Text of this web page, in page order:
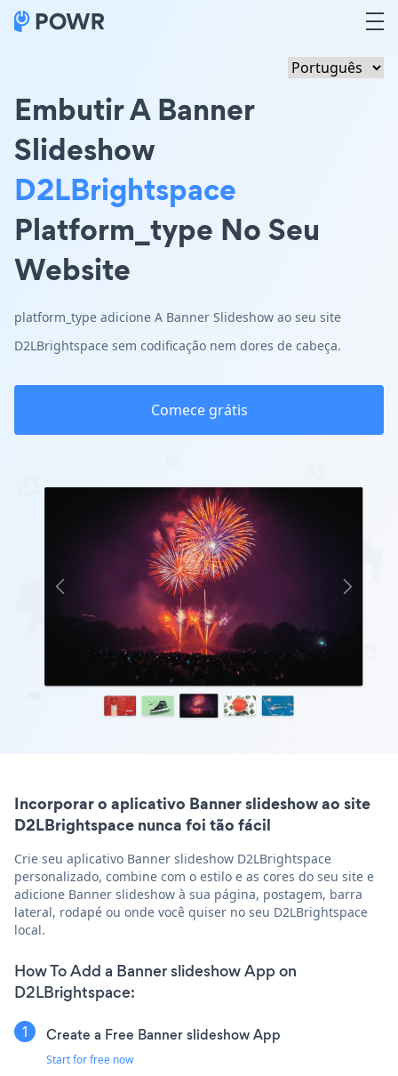
Embutir A Banner
Slideshow
D2LBrightspace
Platform_type No Seu
Website
platform_type adicione A Banner Slideshow ao seu site
D2LBrightspace sem codificação nem dores de cabeça.
Comece grátis
Incorporar o aplicativo Banner slideshow ao site
D2LBrightspace nunca foi tão fácil
Crie seu aplicativo Banner slideshow D2LBrightspace
personalizado, combine com o estilo e as cores do seu site e
adicione Banner slideshow à sua página, postagem, barra
lateral, rodapé ou onde você quiser no seu D2LBrightspace
local.
How To Add a Banner slideshow App on
D2LBrightspace:
Create a Free Banner slideshow App
Start for free now